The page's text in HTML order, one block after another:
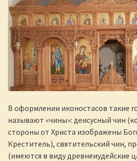
В оформлении иконостасов такие
называют «чины»: деисусный чин
стороны от Христа изображены
Креститель), святительский чин,
(имеются в виду древнеиудейские